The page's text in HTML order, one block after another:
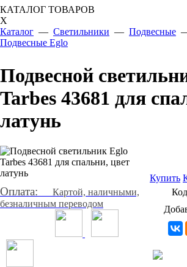
КАТАЛОГ ТОВАРОВ
X
Каталог — Светильники — Подвесные
Подвесные Eglo
Подвесной
Tarbes 43681 для
латунь
Оплата: Картой, наличными,
безналичным переводом
Купить